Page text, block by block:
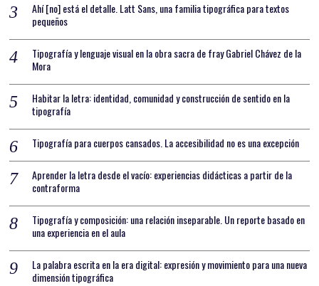
Ahí [no] está el detalle. Latt Sans, una familia tipográfica para textos
pequeños
Tipografía y lenguaje visual en la obra sacra de fray Gabriel Chávez de la
Mora
Habitar la letra: identidad, comunidad y construcción de sentido en la
tipografía
Tipografía para cuerpos cansados. La accesibilidad no es una excepción
Aprender la letra desde el vacío: experiencias didácticas a partir de la
contraforma
Tipografía y composición: una relación inseparable. Un reporte basado en
una experiencia en el aula
La palabra escrita en la era digital: expresión y movimiento para una nueva
dimensión tipográfica